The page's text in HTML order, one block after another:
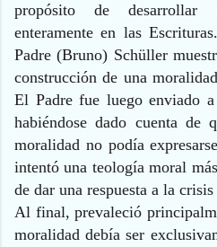
propósito de desarrollar
enteramente en las
Padre (Bruno) Schüller
construcción de una
El Padre fue luego enviado
habiéndose dado cuenta
moralidad no podía
intentó una teología moral
de dar una respuesta a la
Al final, prevaleció
moralidad debía ser